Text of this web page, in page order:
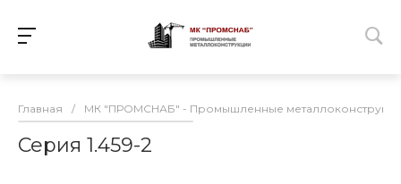
Главная / МК "ПРОМСНАБ" - Промышленные
Серия 1.459-2